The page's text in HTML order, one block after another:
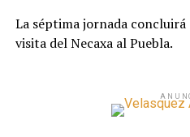
La séptima jornada
visita del Necaxa al Puebla.